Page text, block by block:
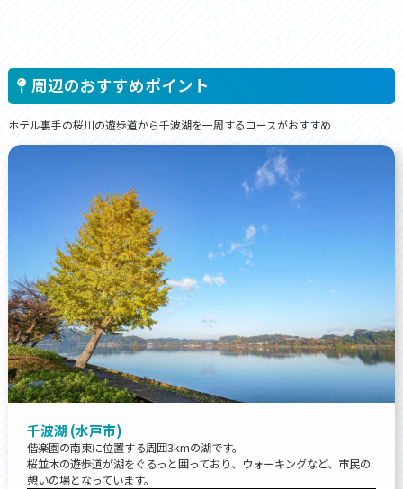
周辺のおすすめポイント
ホテル裏手の桜川の遊歩道から千波湖を一周するコースがおすすめ
千波湖 (水戸市)
偕楽園の南東に位置する周囲3kmの湖です。
桜並木の遊歩道が湖をぐるっと囲っており、ウォーキングなど、市民の
憩いの場となっています。